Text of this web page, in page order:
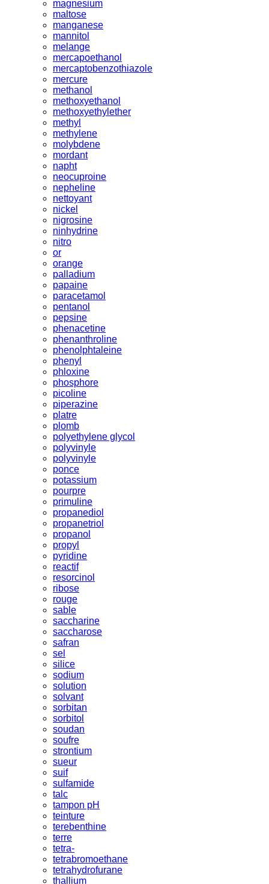
magnesium
maltose
manganese
mannitol
melange
mercapoethanol
mercaptobenzothiazole
mercure
methanol
methoxyethanol
methoxyethylether
methyl
methylene
molybdene
mordant
napht
neocuproine
nepheline
nettoyant
nickel
nigrosine
ninhydrine
nitro
or
orange
palladium
papaine
paracetamol
pentanol
pepsine
phenacetine
phenanthroline
phenolphtaleine
phenyl
phloxine
phosphore
picoline
piperazine
platre
plomb
polyethylene glycol
polyvinyle
polyvinyle
ponce
potassium
pourpre
primuline
propanediol
propanetriol
propanol
propyl
pyridine
reactif
resorcinol
ribose
rouge
sable
saccharine
saccharose
safran
sel
silice
sodium
solution
solvant
sorbitan
sorbitol
soudan
soufre
strontium
sueur
suif
sulfamide
talc
tampon pH
teinture
terebenthine
terre
tetra-
tetrabromoethane
tetrahydrofurane
thallium